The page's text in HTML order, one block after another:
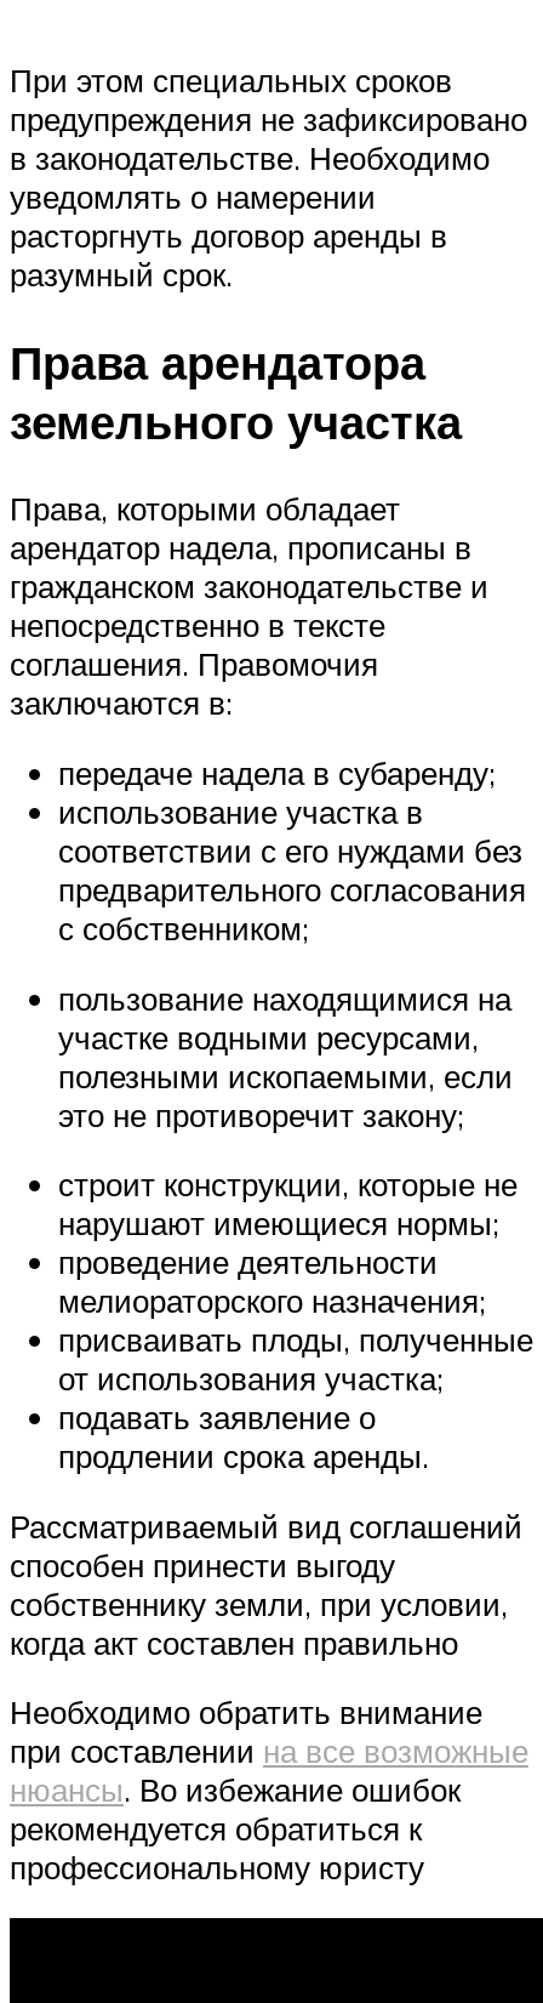
При этом специальных сроков
предупреждения не зафиксировано
в законодательстве. Необходимо
уведомлять о намерении
расторгнуть договор аренды в
разумный срок.
Права арендатора
земельного участка
Права, которыми обладает
арендатор надела, прописаны в
гражданском законодательстве и
непосредственно в тексте
соглашения. Правомочия
заключаются в:
передаче надела в субаренду;
использование участка в
соответствии с его нуждами без
предварительного согласования
с собственником;
пользование находящимися на
участке водными ресурсами,
полезными ископаемыми, если
это не противоречит закону;
строит конструкции, которые не
нарушают имеющиеся нормы;
проведение деятельности
мелиораторского назначения;
присваивать плоды, полученные
от использования участка;
подавать заявление о
продлении срока аренды.
Рассматриваемый вид соглашений
способен принести выгоду
собственнику земли, при условии,
когда акт составлен правильно
Необходимо обратить внимание
при составлении на все возможные
нюансы. Во избежание ошибок
рекомендуется обратиться к
профессиональному юристу